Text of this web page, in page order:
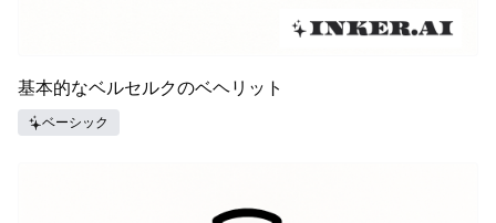
基本的なベルセルクのベヘリット
ベーシック